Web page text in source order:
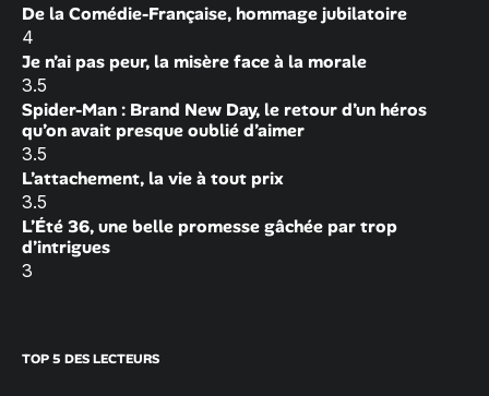
De la Comédie-Française, hommage jubilatoire
4
Je n’ai pas peur, la misère face à la morale
3.5
Spider-Man : Brand New Day, le retour d’un héros
qu’on avait presque oublié d’aimer
3.5
L’attachement, la vie à tout prix
3.5
L’Été 36, une belle promesse gâchée par trop
d’intrigues
3
TOP 5 DES LECTEURS